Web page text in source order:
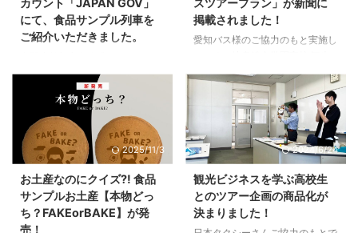
った！」と唸るスポットがたくさ
ん盛り込まれています。高校生の
企画力、恐るべし。 めちゃめち
て 牧歌の里 花より団子！では
なく「花も団子も！！」 詳しく
は、日本タクシー公式サイトをご
覧ください。 岐阜総合学園高校
は ...
業終了後…生徒が3人、申し訳な
さそうに来ていたので、お話を聞
いたら、 「実は、、追加で4つツ
見てください！」 「将来、観光
のお仕事につきたくて、でも進路
に悩んでて…」 「お話聞いて、添
乗員のお仕事をやりたいと思 ...
にて、食品サンプル列車を
ご紹介いただきました。
ト「JAPAN GOV」にて、「食品
サンプル列車」をご紹介いただき
ました。 総理官邸が国際広報を
目的に、日本の魅力や文化、技術
を世界へ発信している公式アカウ
ントです。その場で取り上げてい
います。 食品サンプルは、日本
独自の文化であり、世界に誇れる
職人技術です。本物と見間違うほ
掲載されました！
愛知バス様のご協力のもと実施し
ビジネス系列の皆さんとの「ツア
ープラン企画」が、新聞に取り上
げられました！ 今回掲載いただ
いたのは、10月・11月に出発す
る秋のバスツアーコースです。授
業を通して、高校生の皆さんに
は“観光に関わることの楽しさ”を
感じてもらえたらと思っていま
す！ 引き続き、皆さんと一緒に
全力で取り組んでまいります！！
2025/11/3
お土産なのにクイズ?! 食品
サンプルお土産【本物どっ
ち？FAKEorBAKE】が発
売！
2024/6/24
観光ビジネスを学ぶ高校生
とのツアー企画の商品化が
決まりました！